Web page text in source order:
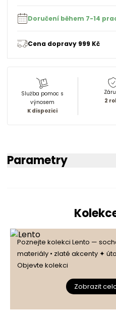
Doručení během 7-14
Cena dopravy 999 Kč
Služba pomoc s
výnosem
K dispozici
2
Parametry
Poznejte kolekci Lento —
materiály • zlaté akcenty ✦
Objevte kolekci
Zobrazit